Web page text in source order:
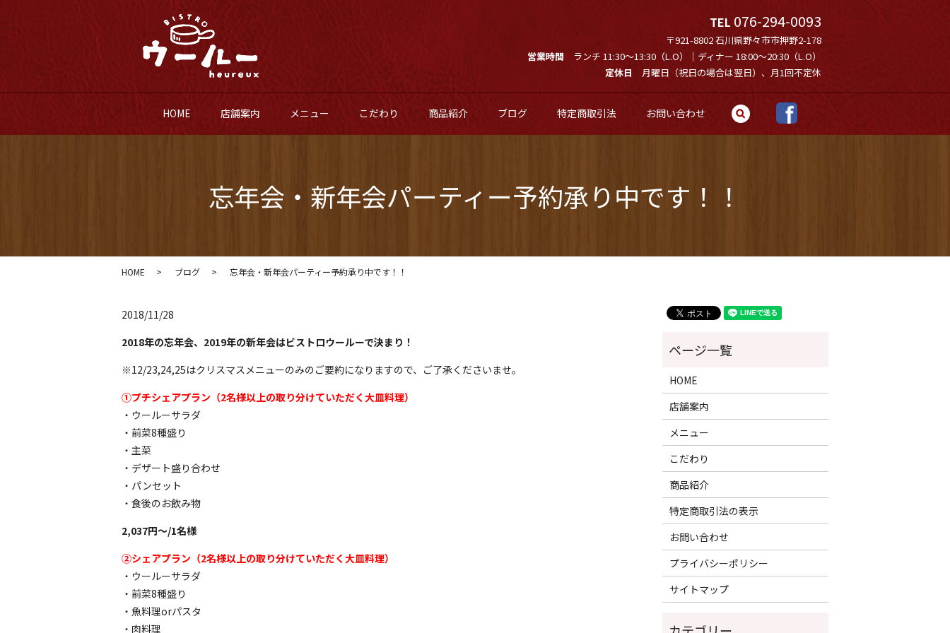
TEL 076-294-0093
〒921-8802 石川県野々市市押野2-178
営業時間 ランチ 11:30～13:30（L.O）｜ディナー 18:00～20:30（L.O）
定休日
月曜日（祝日の場合は翌日）、月1回不定休
HOME 店舗案内 メニュー こだわり 商品紹介 ブログ 特定商取引法 お問い合わせ
search
忘年会・新年会パーティー予約承り中です！！
HOME ブログ 忘年会・新年会パーティー予約承り中です！！
2018/11/28
2018年の忘年会、2019年の新年会はビストロウールーで決まり！
※12/23,24,25はクリスマスメニューのみのご要約になりますので、ご了承くださいませ。
①プチシェアプラン（2名様以上の取り分けていただく大皿料理）
・ウールーサラダ
・前菜8種盛り
・主菜
・デザート盛り合わせ
・パンセット
・食後のお飲み物
2,037円〜/1名様
②シェアプラン（2名様以上の取り分けていただく大皿料理）
・ウールーサラダ
・前菜8種盛り
・魚料理orパスタ
・肉料理
HOME
店舗案内
メニュー
こだわり
商品紹介
特定商取引法の表示
お問い合わせ
プライバシーポリシー
サイトマップ